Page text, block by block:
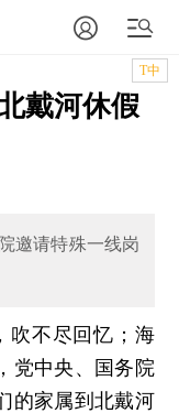
T中
戴河休假
邀请特殊一线岗
不尽回忆；海
党中央、国务院
的家属到北戴河